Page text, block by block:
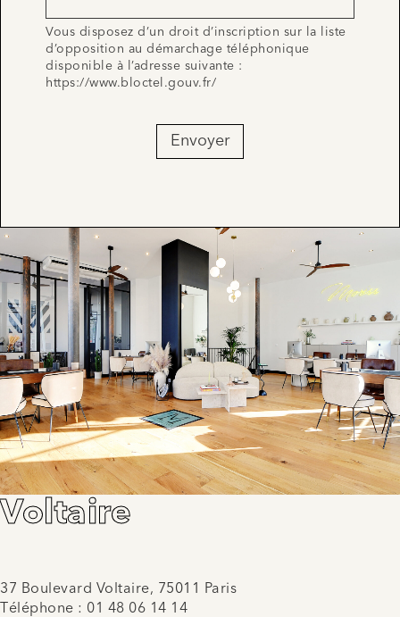
Vous disposez d’un droit d’inscription sur la liste
d’opposition au démarchage téléphonique
disponible à l’adresse suivante :
https://www.bloctel.gouv.fr/
Envoyer
Voltaire
37 Boulevard Voltaire, 75011 Paris
Téléphone : 01 48 06 14 14